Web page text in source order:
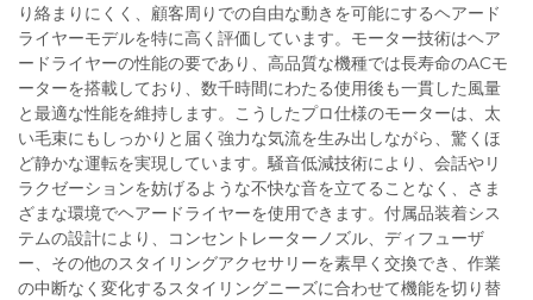
り絡まりにくく、顧客周りでの自由な動きを可能にするヘアード
ライヤーモデルを特に高く評価しています。モーター技術はヘア
ードライヤーの性能の要であり、高品質な機種では長寿命のACモ
ーターを搭載しており、数千時間にわたる使用後も一貫した風量
と最適な性能を維持します。こうしたプロ仕様のモーターは、太
い毛束にもしっかりと届く強力な気流を生み出しながら、驚くほ
ど静かな運転を実現しています。騒音低減技術により、会話やリ
ラクゼーションを妨げるような不快な音を立てることなく、さま
ざまな環境でヘアードライヤーを使用できます。付属品装着シス
テムの設計により、コンセントレーターノズル、ディフューザ
ー、その他のスタイリングアクセサリーを素早く交換でき、作業
の中断なく変化するスタイリングニーズに合わせて機能を切り替